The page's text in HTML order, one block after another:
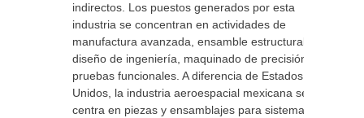
indirectos. Los puestos generados por esta
industria se concentran en actividades de
manufactura avanzada, ensamble estructural,
diseño de ingeniería, maquinado de precisión y
pruebas funcionales. A diferencia de Estados
Unidos, la industria aeroespacial mexicana se
centra en piezas y ensamblajes para sistemas